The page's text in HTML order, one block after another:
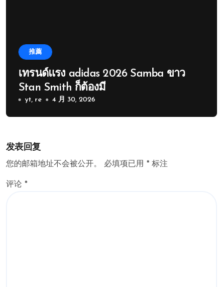
推薦
เทรนด์แรง adidas 2026 Samba ขาว
Stan Smith ก็ต้องมี
yt, re 4 月 30, 2026
发表回复
您的邮箱地址不会被公开。 必填项已用 * 标注
评论 *